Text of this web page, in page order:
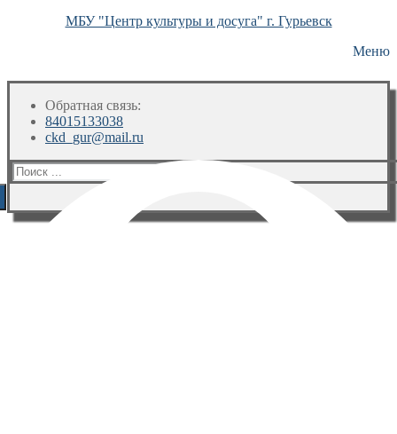
МБУ "Центр культуры и досуга" г. Гурьевск
Меню
Обратная связь:
84015133038
ckd_gur@mail.ru
Искать: